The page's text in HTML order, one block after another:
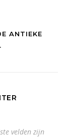
ANTIEKE
velden zijn